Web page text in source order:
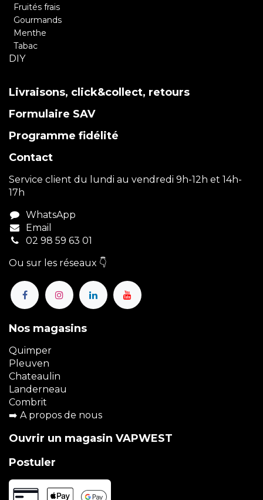
Fruités frais
Gourmands
Menthe
Tabac
DIY
Livraisons, click&collect, retours
Formulaire SAV
Programme fidélité
Contact
Service client du lundi au vendredi 9h-12h et 14h-
17h
WhatsApp
Email
02 98 59 63 01
Ou sur les réseaux 👇
Nos magasins
Quimper
Pleuven
Chateaulin
Landerneau
Combrit
➡️ A propos de nous
Ouvrir un magasin VAPWEST
Postuler